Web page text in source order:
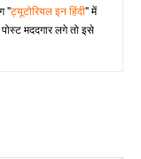
"ट्यूटोरियल इन हिंदी" में
मददगार लगे तो इसे